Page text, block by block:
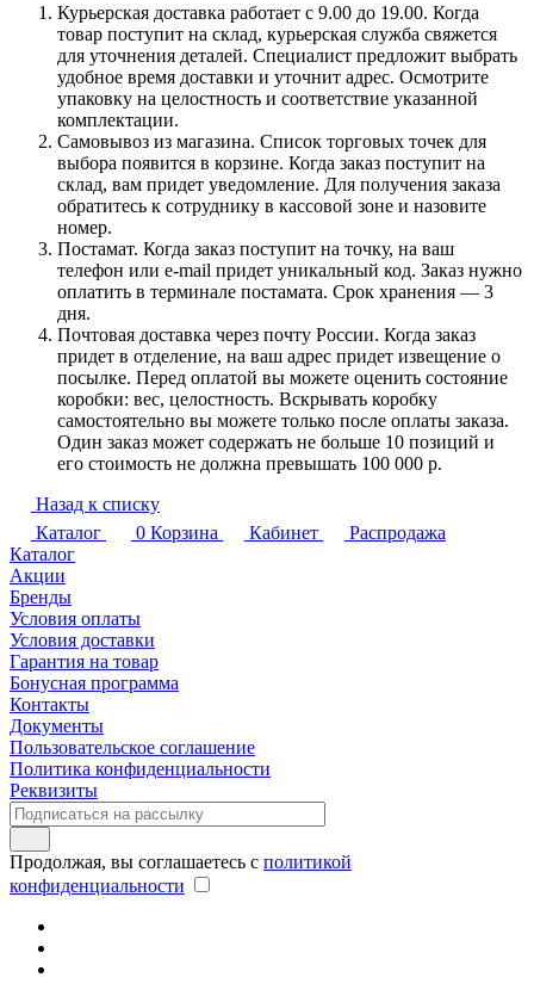
Курьерская доставка работает с 9.00 до 19.00. Когда
товар поступит на склад, курьерская служба свяжется
для уточнения деталей. Специалист предложит выбрать
удобное время доставки и уточнит адрес. Осмотрите
упаковку на целостность и соответствие указанной
комплектации.
Самовывоз из магазина. Список торговых точек для
выбора появится в корзине. Когда заказ поступит на
склад, вам придет уведомление. Для получения заказа
обратитесь к сотруднику в кассовой зоне и назовите
номер.
Постамат. Когда заказ поступит на точку, на ваш
телефон или e-mail придет уникальный код. Заказ нужно
оплатить в терминале постамата. Срок хранения — 3
дня.
Почтовая доставка через почту России. Когда заказ
придет в отделение, на ваш адрес придет извещение о
посылке. Перед оплатой вы можете оценить состояние
коробки: вес, целостность. Вскрывать коробку
самостоятельно вы можете только после оплаты заказа.
Один заказ может содержать не больше 10 позиций и
его стоимость не должна превышать 100 000 р.
Назад к списку
Каталог
0 Корзина Кабинет
Распродажа
Каталог
Акции
Бренды
Условия оплаты
Условия доставки
Гарантия на товар
Бонусная программа
Контакты
Документы
Пользовательское соглашение
Политика конфиденциальности
Реквизиты
Продолжая, вы соглашаетесь с политикой
конфиденциальности